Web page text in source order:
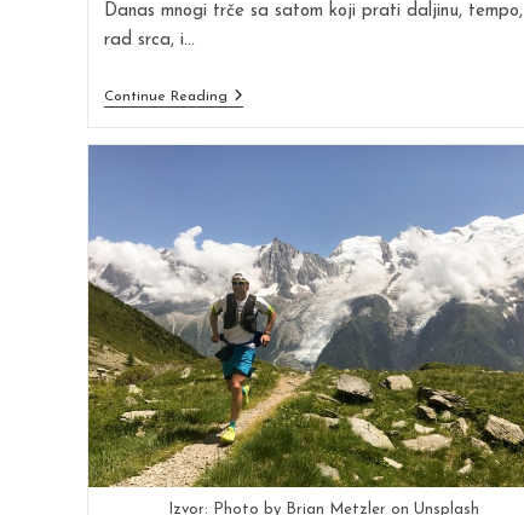
Danas mnogi trče sa satom koji prati daljinu, tempo,
rad srca, i…
Continue ReadingTrčanje
Izvor: Photo by Brian Metzler on Unsplash